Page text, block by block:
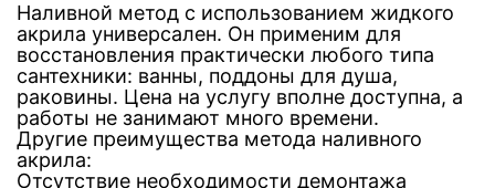
Наливной метод с использованием жидкого
акрила универсален. Он применим для
восстановления практически любого типа
сантехники: ванны, поддоны для душа,
раковины. Цена на услугу вполне доступна, а
работы не занимают много времени.
Другие преимущества метода наливного
акрила:
Отсутствие необходимости демонтажа